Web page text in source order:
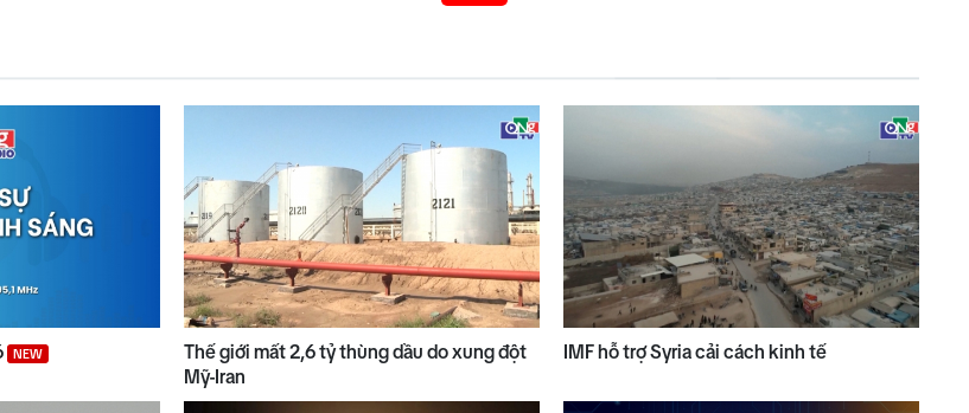
NEW
Thế giới mất 2,6 tỷ thùng dầu do xung đột
Mỹ-Iran
IMF hỗ trợ Syria cải cách kinh tế